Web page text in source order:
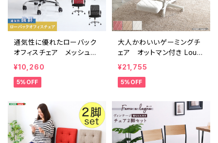
通気性に優れたローバック
オフィスチェア メッシュタ
イプ【Remii-レミー-】 SH-
05-90874
¥10,260
5%OFF
大人かわいいゲーミングチ
ェア オットマン付き Louis
e plus ルイーズプリュス
OK-GCO
¥21,755
5%OFF